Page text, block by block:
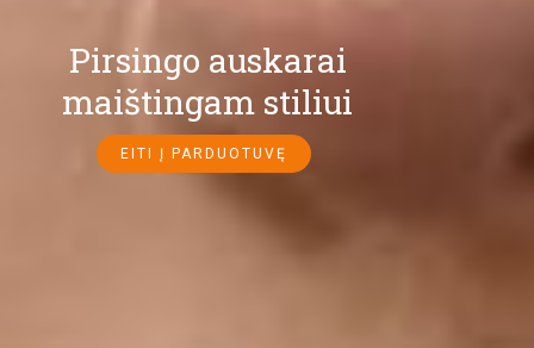
Pirsingo auskarai
maištingam stiliui
EITI Į PARDUOTUVĘ